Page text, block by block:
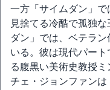
一方「サイムダン」
見捨てる冷酷で孤独
ダン」では、ベテラ
いる。彼は現代パー
る腹黒い美術史教授ミ
チェ・ジョンファンは